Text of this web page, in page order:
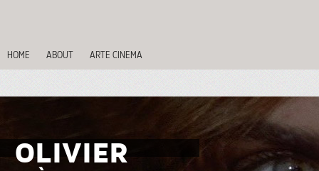
HOME ABOUT ARTE CINEMA
OLIVIER